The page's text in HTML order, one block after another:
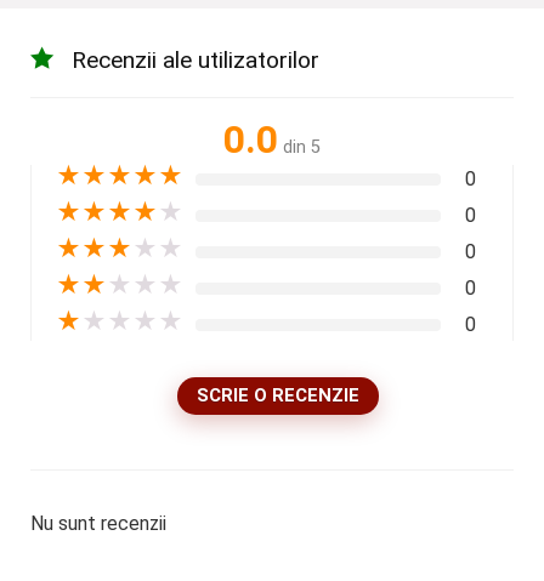
Recenzii ale utilizatorilor
0.0 din 5
★★★★★ 0
★★★★ ★ 0
★★★ ★ ★ 0
★★ ★ ★ ★ 0
★ ★ ★ ★ ★ 0
SCRIE O RECENZIE
Nu sunt recenzii